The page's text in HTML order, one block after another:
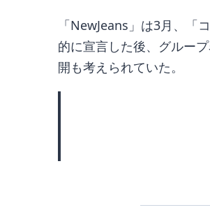
「NewJeans」は3月、
的に宣言した後、グルー
開も考えられていた。